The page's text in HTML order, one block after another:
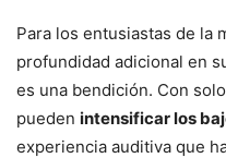
Para los entusiastas de la
profundidad adicional en
es una bendición. Con
pueden intensificar los
experiencia auditiva que